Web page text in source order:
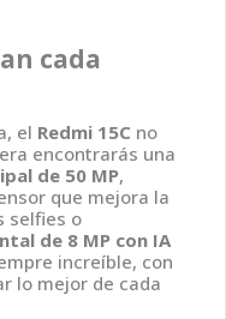
cada
el Redmi 15C no
encontrarás una
de 50 MP,
que mejora la
selfies o
de 8 MP con IA
increíble, con
lo mejor de cada